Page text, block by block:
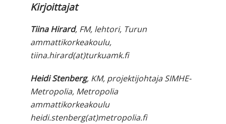
Kirjoittajat
Tiina Hirard, FM, lehtori, Turun
ammattikorkeakoulu,
tiina.hirard(at)turkuamk.fi
Heidi Stenberg, KM, projektijohtaja SIMHE-
Metropolia, Metropolia
ammattikorkeakoulu
heidi.stenberg(at)metropolia.fi